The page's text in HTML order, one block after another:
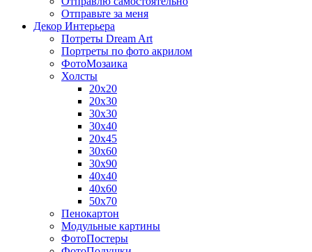
Отправьте за меня
Декор Интерьера
Потреты Dream Art
Портреты по фото акрилом
ФотоМозаика
Холсты
20х20
20х30
30х30
30х40
20х45
30х60
30х90
40х40
40х60
50х70
Пенокартон
Модульные картины
ФотоПостеры